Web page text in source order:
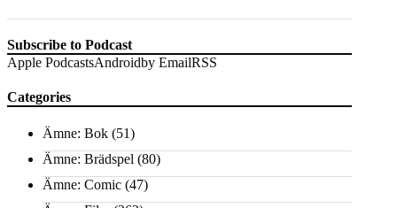
Subscribe to Podcast
Apple PodcastsAndroidby EmailRSS
Categories
Ämne: Bok (51)
Ämne: Brädspel (80)
Ämne: Comic (47)